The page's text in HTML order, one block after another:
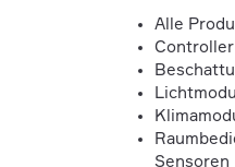
Alle
Controller
Sensoren